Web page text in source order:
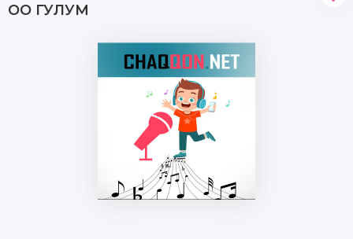
ОО ГУЛУМ